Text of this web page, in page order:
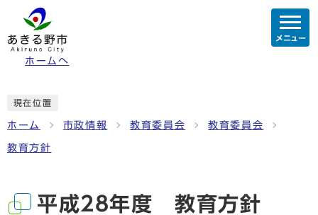
ホームへ
メニュー
現在位置
ホーム 市政情報 教育委員会 教育委員会
教育方針
平成28年度 教育方針